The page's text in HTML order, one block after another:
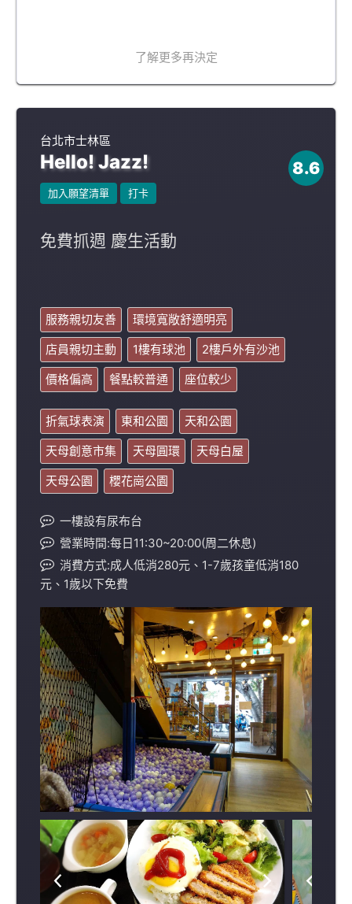
了解更多再決定
台北市士林區
Hello! Jazz! 8.6
加入願望清單 打卡
免費抓週 慶生活動
服務親切友善
環境寬敞舒適明亮
店員親切主動
1樓有球池
2樓戶外有沙池
價格偏高
餐點較普通 座位較少
折氣球表演 東和公園
天和公園
天母創意市集
天母圓環
天母白屋
天母公園
櫻花崗公園
一樓設有尿布台
營業時間:每日11:30~20:00(周二休息)
消費方式:成人低消280元、1-7歲孩童低消180
元、1歲以下免費